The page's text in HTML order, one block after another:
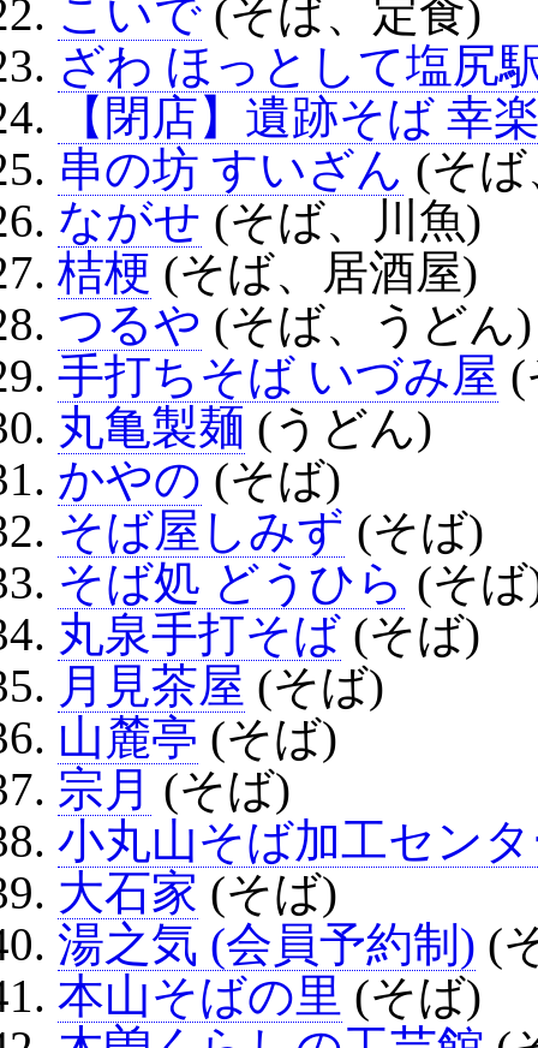
こいで (そば、定食)
ざわ ほっとして塩尻
【閉店】遺跡そば 幸
串の坊 すいざん (そ
ながせ (そば、川魚)
桔梗 (そば、居酒屋)
つるや (そば、うどん)
手打ちそば いづみ屋 (
丸亀製麺 (うどん)
かやの (そば)
そば屋しみず (そば)
そば処 どうひら (そば
丸泉手打そば (そば)
月見茶屋 (そば)
山麓亭 (そば)
宗月 (そば)
小丸山そば加工セン
大石家 (そば)
湯之気 (会員予約制) (
本山そばの里 (そば)